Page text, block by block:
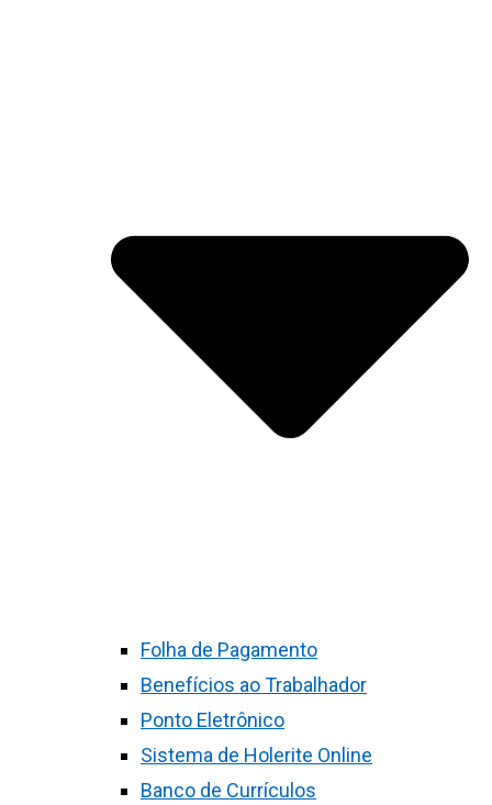
Folha de Pagamento
Benefícios ao Trabalhador
Ponto Eletrônico
Sistema de Holerite Online
Banco de Currículos